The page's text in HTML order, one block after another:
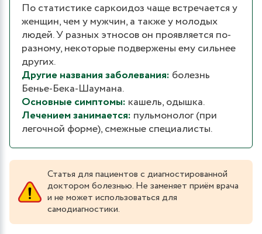
По статистике саркоидоз чаще встречается у
женщин, чем у мужчин, а также у молодых
людей. У разных этносов он проявляется по-
разному, некоторые подвержены ему сильнее
других.
Другие названия заболевания: болезнь
Бенье-Бека-Шаумана.
Основные симптомы: кашель, одышка.
Лечением занимается: пульмонолог (при
легочной форме), смежные специалисты.
Статья для пациентов с диагностированной
доктором болезнью. Не заменяет приём врача
и не может использоваться для
самодиагностики.